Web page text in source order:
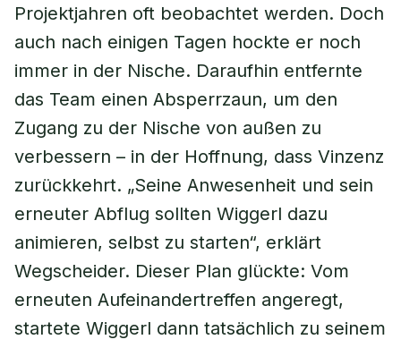
Projektjahren oft beobachtet werden. Doch
auch nach einigen Tagen hockte er noch
immer in der Nische. Daraufhin entfernte
das Team einen Absperrzaun, um den
Zugang zu der Nische von außen zu
verbessern – in der Hoffnung, dass Vinzenz
zurückkehrt. „Seine Anwesenheit und sein
erneuter Abflug sollten Wiggerl dazu
animieren, selbst zu starten“, erklärt
Wegscheider. Dieser Plan glückte: Vom
erneuten Aufeinandertreffen angeregt,
startete Wiggerl dann tatsächlich zu seinem